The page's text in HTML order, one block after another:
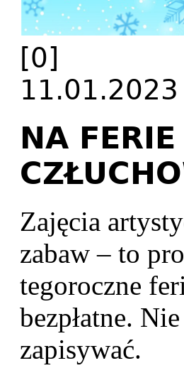
[0]
11.01.2023
NA
Zajęcia
zabaw – to
tegoroczne
bezpłatne.
zapisywać.